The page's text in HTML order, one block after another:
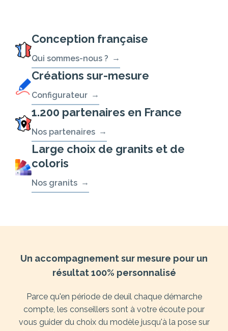
Conception française
Qui sommes-nous ?
Créations sur-mesure
Configurateur
1.200 partenaires en France
Nos partenaires
Large choix de granits et de
coloris
Nos granits
Un accompagnement sur mesure pour un
résultat 100% personnalisé
Parce qu'en période de deuil chaque démarche
compte, les conseillers sont à votre écoute pour
vous guider du choix du modèle jusqu'à la pose sur